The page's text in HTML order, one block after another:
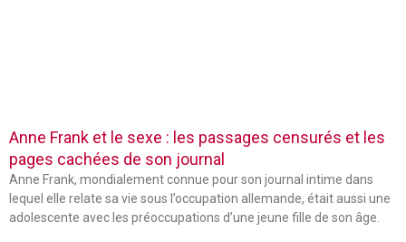
Anne Frank et le sexe : les passages censurés et les
pages cachées de son journal
Anne Frank, mondialement connue pour son journal intime dans
lequel elle relate sa vie sous l’occupation allemande, était aussi une
adolescente avec les préoccupations d’une jeune fille de son âge.